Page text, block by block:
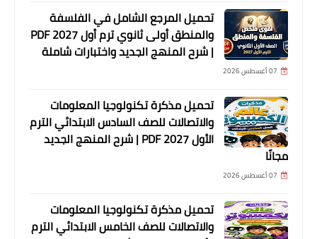
تحميل المرجع الشامل في الفلسفة
والمنطق أولى ثانوي ترم أول 2027 PDF
| شرح المنهج الجديد واختبارات شاملة
07 أغسطس 2026
تحميل مذكرة تكنولوجيا المعلومات
والاتصالات للصف السادس الابتدائي الترم
الأول 2027 PDF | شرح المنهج الجديد
مجانًا
07 أغسطس 2026
تحميل مذكرة تكنولوجيا المعلومات
والاتصالات للصف الخامس الابتدائي الترم